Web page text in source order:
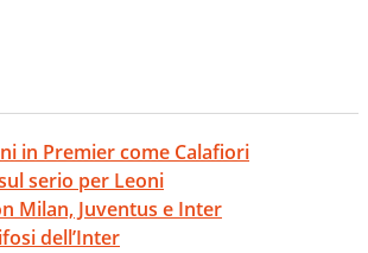
in Premier come Calafiori
serio per Leoni
Milan, Juventus e Inter
dell’Inter